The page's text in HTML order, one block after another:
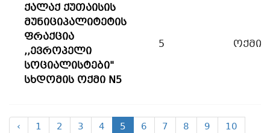
ქალაქ ქუთაისის
მუნიციპალიტეტის
ფრაქცია
,,ევროპელი
სოციალისტები"
სხდომის ოქმი N5
5 ოქმი
‹ 1 2 3 4 5 6 7 8 9
10